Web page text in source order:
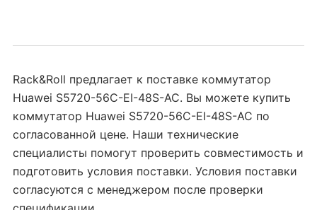
Rack&Roll предлагает к поставке коммутатор
Huawei S5720-56C-EI-48S-AC. Вы можете купить
коммутатор Huawei S5720-56C-EI-48S-AC по
согласованной цене. Наши технические
специалисты помогут проверить совместимость и
подготовить условия поставки. Условия поставки
согласуются с менеджером после проверки